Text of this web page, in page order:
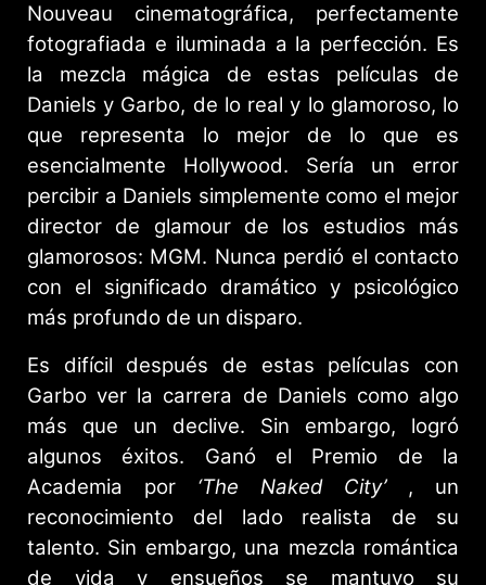
Nouveau cinematográfica, perfectamente
fotografiada e iluminada a la perfección. Es
la mezcla mágica de estas películas de
Daniels y Garbo, de lo real y lo glamoroso, lo
que representa lo mejor de lo que es
esencialmente Hollywood. Sería un error
percibir a Daniels simplemente como el mejor
director de glamour de los estudios más
glamorosos: MGM. Nunca perdió el contacto
con el significado dramático y psicológico
más profundo de un disparo.
Es difícil después de estas películas con
Garbo ver la carrera de Daniels como algo
más que un declive. Sin embargo, logró
algunos éxitos. Ganó el Premio de la
Academia por ‘The Naked City’, un
reconocimiento del lado realista de su
talento. Sin embargo, una mezcla romántica
de vida y ensueños se mantuvo su